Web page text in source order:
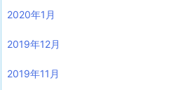
2020年1月
2019年12月
2019年11月